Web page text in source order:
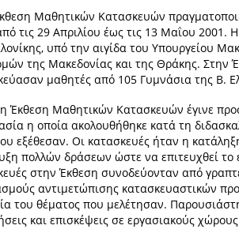
Μαθητικών Κατασκευών
τις 29 Απριλίου έως τις 13 Μαΐου 2001.
υπό την αιγίδα του Υπουργείου
της Μακεδονίας και της Θράκης. Στην
μαθητές από 105 Γυμνάσια της Β.
Έκθεση Μαθητικών Κατασκευών έγινε
η οποία ακολουθήθηκε κατά τη
εξέθεσαν. Οι κατασκευές ήταν η
πολλών δράσεων ώστε να επιτευχθεί το
στην Έκθεση συνοδεύονταν από
αντιμετώπισης κατασκευαστικών
του θέματος που μελέτησαν.
και επισκέψεις σε εργασιακούς